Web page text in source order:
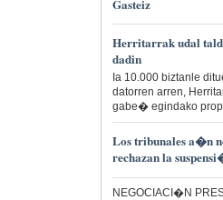
Gasteiz
Herritarrak udal
dadin
Ia 10.000 biztanle
datorren arren,
gabe� egindako
Los tribunales a�n
rechazan la
NEGOCIACI�N